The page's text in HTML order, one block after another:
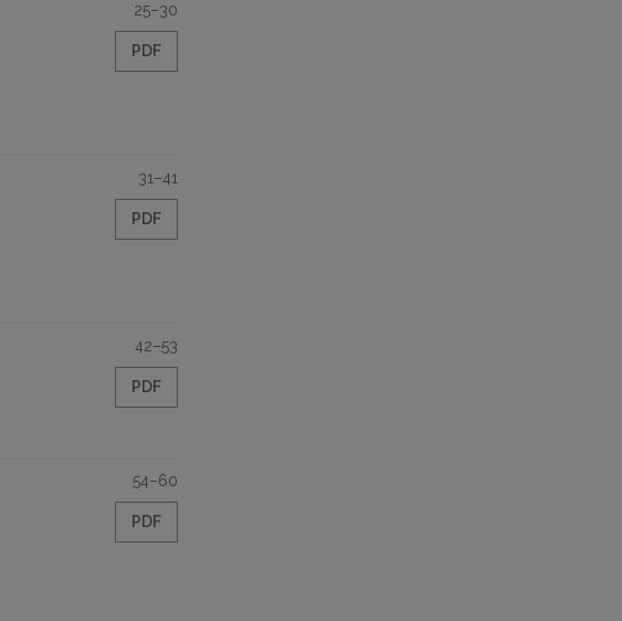
25–30
PDF
31–41
PDF
42–53
PDF
54–60
PDF